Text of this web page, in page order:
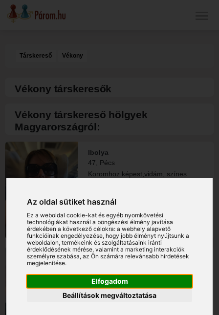
Az oldal sütiket használ
Ez a weboldal cookie-kat és egyéb nyomkövetési
technológiákat használ a böngészési élmény javítása
érdekében a következő célokra:a webhely alapvető
funkcióinak engedélyezése, hogy jobb élményt nyújtsunk a
weboldalon,termékeink és szolgáltatásaink iránti
érdeklődésének mérése, valamint a marketing interakciók
személyre szabása,az Ön számára relevánsabb hirdetések
megjelenítése.
Elfogadom
Beállítások megváltoztatása
Társkereső Vékony
Vékony társkeresők
Vékony társkereső hölgyek
Magyarországról:
Ibolya
47, Pécs
Koromhoz képest,vidám, színes
nevelek.
Márta
Nehezen nyíló típus vagyok. Van két
gyerekem, heti váltásban vannak
velem. Szeretek kertészkedni,
sétálni, biciklizni. Őszinte embernek